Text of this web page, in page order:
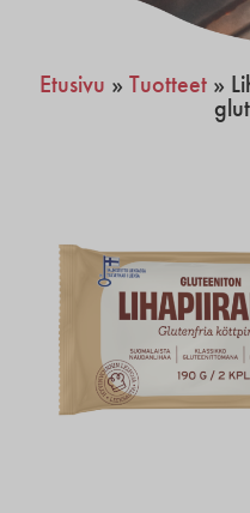
Etusivu » Tuotteet»